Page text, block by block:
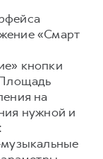
«Смарт
кнопки
на
нужной и